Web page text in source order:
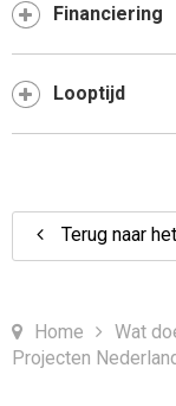
Financiering
Looptijd
Terug naar
Home Wat
Projecten